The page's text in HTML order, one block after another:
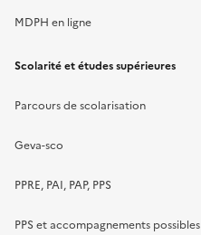
MDPH en ligne
Scolarité et études supérieures
Parcours de scolarisation
Geva-sco
PPRE, PAI, PAP, PPS
PPS et accompagnements possibles